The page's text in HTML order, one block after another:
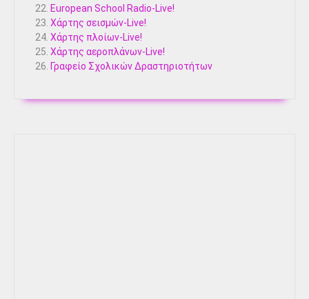
European School Radio-Live!
Χάρτης σεισμών-Live!
Χάρτης πλοίων-Live!
Χάρτης αεροπλάνων-Live!
Γραφείο Σχολικών Δραστηριοτήτων